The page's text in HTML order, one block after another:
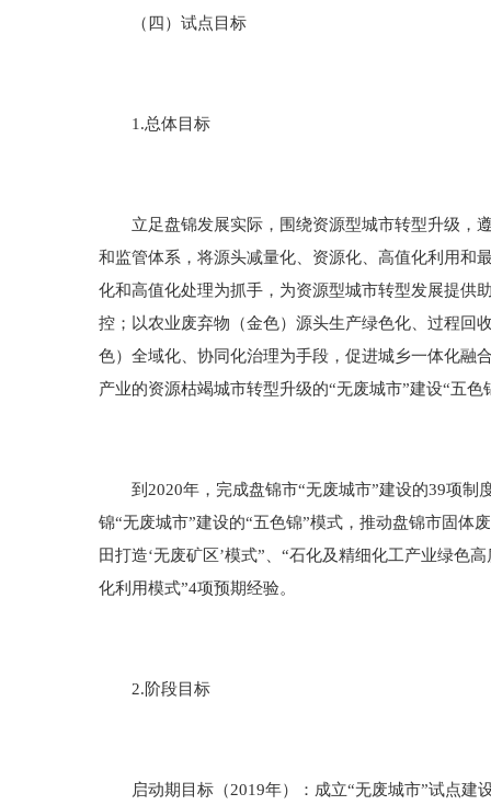
（四）试点目标
1.总体目标
立足盘锦发展实际，围绕资源型城市转型升级，遵
和监管体系，将源头减量化、资源化、高值化利用和
化和高值化处理为抓手，为资源型城市转型发展提供
控；以农业废弃物（金色）源头生产绿色化、过程回
色）全域化、协同化治理为手段，促进城乡一体化融
产业的资源枯竭城市转型升级的“无废城市”建设“五色
到2020年，完成盘锦市“无废城市”建设的39项制
锦“无废城市”建设的“五色锦”模式，推动盘锦市固体
田打造‘无废矿区’模式”、“石化及精细化工产业绿色
化利用模式”4项预期经验。
2.阶段目标
启动期目标（2019年）：成立“无废城市”试点建